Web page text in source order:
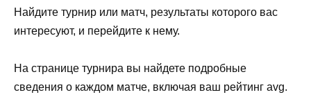
Найдите турнир или матч, результаты которого вас
интересуют, и перейдите к нему.
На странице турнира вы найдете подробные
сведения о каждом матче, включая ваш рейтинг avg.